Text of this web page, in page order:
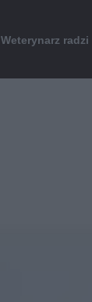
Weterynarz radzi